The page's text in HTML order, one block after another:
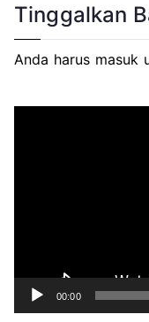
Tinggalkan
Anda harus masuk
P
00:00